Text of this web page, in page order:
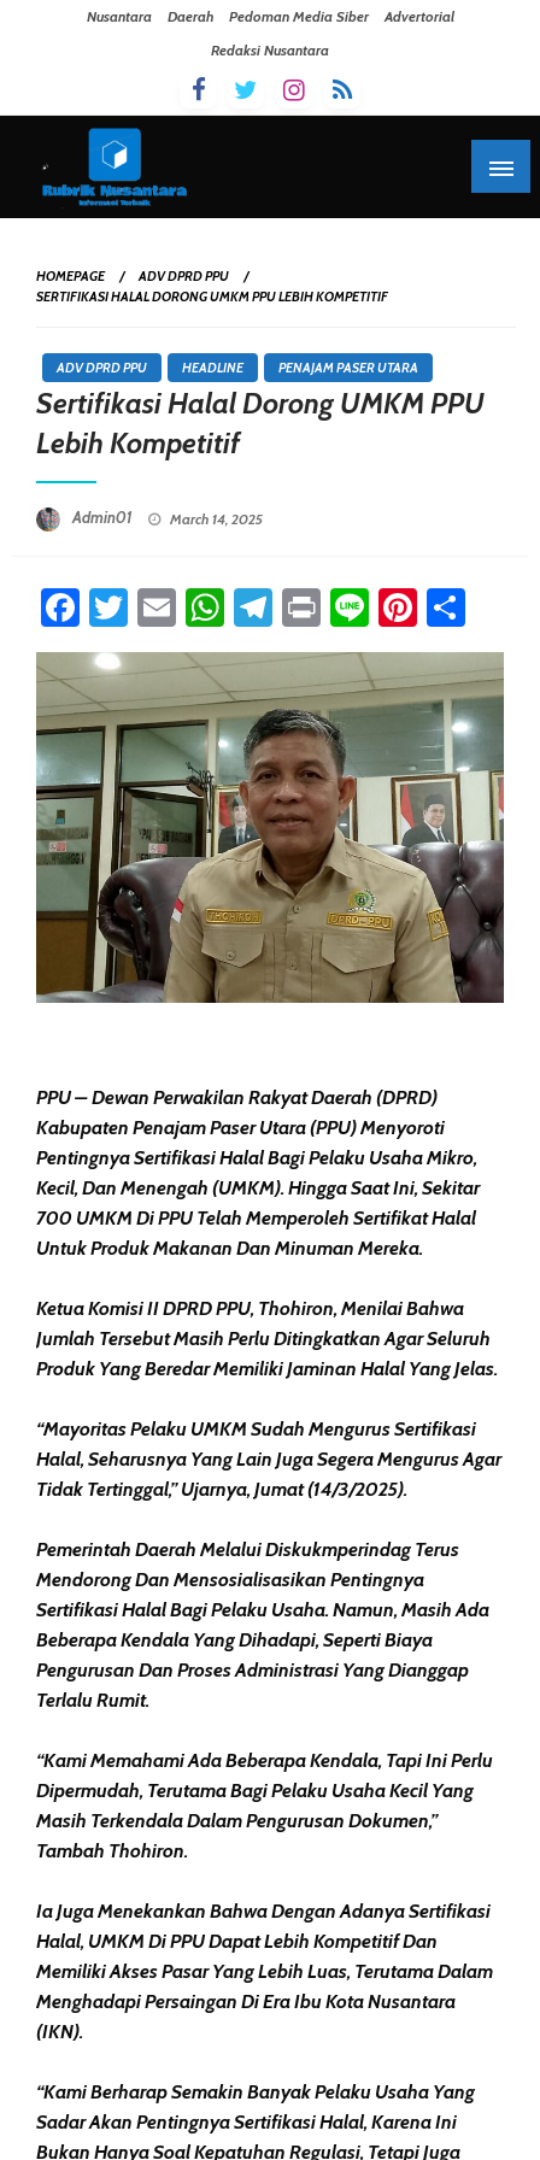
Nusantara Daerah Pedoman Media Siber
Advertorial
Redaksi Nusantara
HOMEPAGE
ADV DPRD PPU
SERTIFIKASI HALAL DORONG UMKM PPU LEBIH KOMPETITIF
ADV DPRD PPU HEADLINE PENAJAM PASER UTARA
Sertifikasi Halal Dorong UMKM PPU
Lebih Kompetitif
Admin01 March 14, 2025
Facebook
Twitter
EmailWhatsApp
Telegram
PrintLine
PPU – Dewan Perwakilan Rakyat Daerah (DPRD)
Kabupaten Penajam Paser Utara (PPU) Menyoroti
Pentingnya Sertifikasi Halal Bagi Pelaku Usaha Mikro,
Kecil, Dan Menengah (UMKM). Hingga Saat Ini, Sekitar
700 UMKM Di PPU Telah Memperoleh Sertifikat Halal
Untuk Produk Makanan Dan Minuman Mereka.
Ketua Komisi II DPRD PPU, Thohiron, Menilai Bahwa
Jumlah Tersebut Masih Perlu Ditingkatkan Agar Seluruh
Produk Yang Beredar Memiliki Jaminan Halal Yang Jelas.
“Mayoritas Pelaku UMKM Sudah Mengurus Sertifikasi
Halal, Seharusnya Yang Lain Juga Segera Mengurus Agar
Tidak Tertinggal,” Ujarnya, Jumat (14/3/2025).
Pemerintah Daerah Melalui Diskukmperindag Terus
Mendorong Dan Mensosialisasikan Pentingnya
Sertifikasi Halal Bagi Pelaku Usaha. Namun, Masih Ada
Beberapa Kendala Yang Dihadapi, Seperti Biaya
Pengurusan Dan Proses Administrasi Yang Dianggap
Terlalu Rumit.
“Kami Memahami Ada Beberapa Kendala, Tapi Ini Perlu
Dipermudah, Terutama Bagi Pelaku Usaha Kecil Yang
Masih Terkendala Dalam Pengurusan Dokumen,”
Tambah Thohiron.
Ia Juga Menekankan Bahwa Dengan Adanya Sertifikasi
Halal, UMKM Di PPU Dapat Lebih Kompetitif Dan
Memiliki Akses Pasar Yang Lebih Luas, Terutama Dalam
Menghadapi Persaingan Di Era Ibu Kota Nusantara
(IKN).
“Kami Berharap Semakin Banyak Pelaku Usaha Yang
Sadar Akan Pentingnya Sertifikasi Halal, Karena Ini
Bukan Hanya Soal Kepatuhan Regulasi, Tetapi Juga